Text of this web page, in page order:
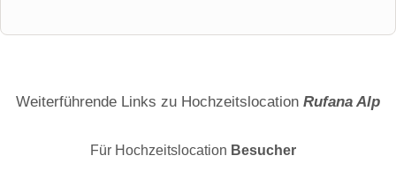
Hiermit akzeptiere ich dieAGB.
Datenschutzerklärung habe ich zur Kenntnis genommen.
Weiterführende Links zu Hochzeitslocation Rufana Alp
Für Hochzeitslocation Besucher